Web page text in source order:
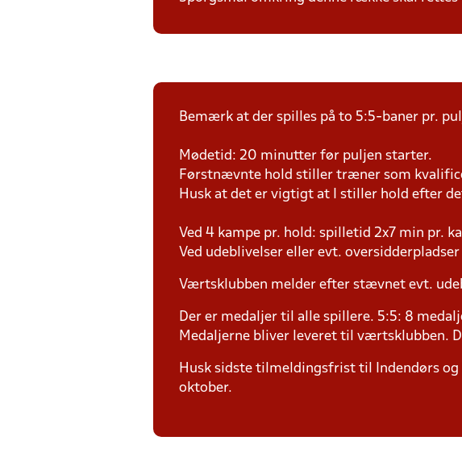
Bemærk at der spilles på to 5:5-baner pr.
Mødetid: 20 minutter før puljen starter.
Førstnævnte hold stiller træner som
Husk at det er vigtigt at I stiller hold efter
Ved 4 kampe pr. hold: spilletid 2x7 min pr.
Ved udeblivelser eller evt.
Værtsklubben melder efter stævnet evt.
Der er medaljer til alle spillere. 5:5: 8
Medaljerne bliver leveret til værtsklubben.
Husk sidste tilmeldingsfrist til Indendørs
oktober.